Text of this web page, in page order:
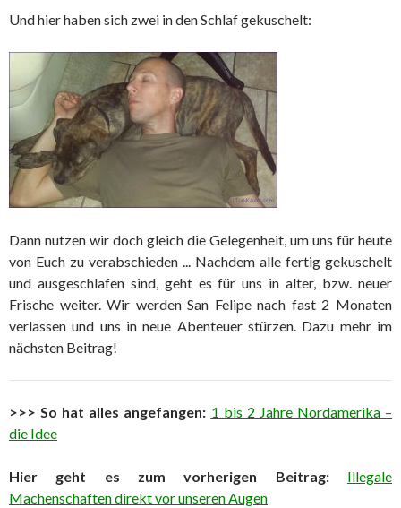
Und hier haben sich zwei in den Schlaf gekuschelt:
Dann nutzen wir doch gleich die Gelegenheit, um uns für heute
von Euch zu verabschieden ... Nachdem alle fertig gekuschelt
und ausgeschlafen sind, geht es für uns in alter, bzw. neuer
Frische weiter. Wir werden San Felipe nach fast 2 Monaten
verlassen und uns in neue Abenteuer stürzen. Dazu mehr im
nächsten Beitrag!
>>> So hat alles angefangen: 1 bis 2 Jahre Nordamerika –
die Idee
Hier geht es zum vorherigen Beitrag:
Illegale
Machenschaften direkt vor unseren Augen